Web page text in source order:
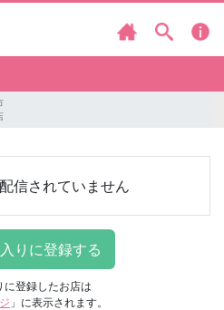
信されていません
に登録したお店は
」に表示されます。